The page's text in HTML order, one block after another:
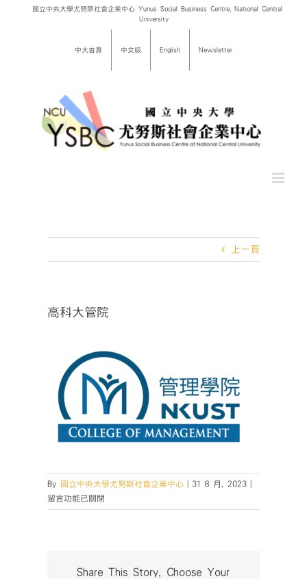
國立中央大學尤努斯社會企業中心 Yunus Social Business Centre, National Central
University
中大首頁 中文版 English Newsletter
上一頁
高科大管院
By 國立中央大學尤努斯社會企業中心 31 8 月, 2023
科
留言功能已關閉
Share This Story, Choose Your